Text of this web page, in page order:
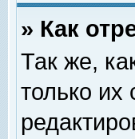
» Как
Так же,
только